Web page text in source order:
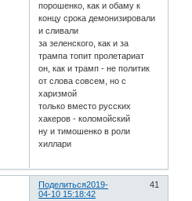
порошенко, как и обаму к
концу срока демонизировали
и сливали
за зеленского, как и за
трампа топит пролетариат
он, как и трамп - не политик
от слова совсем, но с
харизмой
только вместо русских
хакеров - коломойский
ну и тимошенко в роли
хиллари
Поделиться 41
2019-
04-10 15:18:42